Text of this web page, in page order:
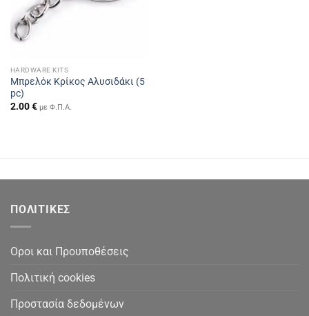
HARDWARE KITS
Μπρελόκ Κρίκος Αλυσιδάκι (5
pc)
2.00€ με Φ.Π.Α.
ΠΟΛΙΤΙΚΕΣ
Οροι και Προυποθέσεις
Πολιτική cookies
Προστασία δεδομένων